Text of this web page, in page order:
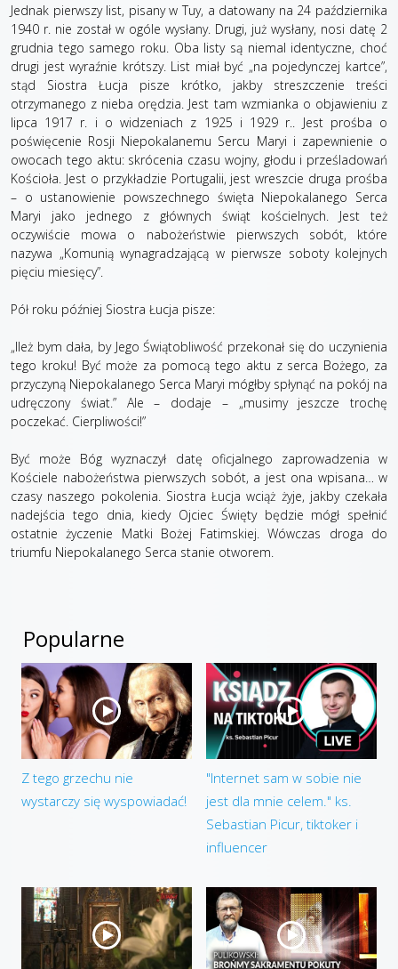
Jednak pierwszy list, pisany w Tuy, a datowany na 24 października
1940 r. nie został w ogóle wysłany. Drugi, już wysłany, nosi datę 2
grudnia tego samego roku. Oba listy są niemal identyczne, choć
drugi jest wyraźnie krótszy. List miał być „na pojedynczej kartce”,
stąd Siostra Łucja pisze krótko, jakby streszczenie treści
otrzymanego z nieba orędzia. Jest tam wzmianka o objawieniu z
lipca 1917 r. i o widzeniach z 1925 i 1929 r.. Jest prośba o
poświęcenie Rosji Niepokalanemu Sercu Maryi i zapewnienie o
owocach tego aktu: skrócenia czasu wojny, głodu i prześladowań
Kościoła. Jest o przykładzie Portugalii, jest wreszcie druga prośba
– o ustanowienie powszechnego święta Niepokalanego Serca
Maryi jako jednego z głównych świąt kościelnych. Jest też
oczywiście mowa o nabożeństwie pierwszych sobót, które
nazywa „Komunią wynagradzającą w pierwsze soboty kolejnych
pięciu miesięcy”.
Pół roku później Siostra Łucja pisze:
„Ileż bym dała, by Jego Świątobliwość przekonał się do uczynienia
tego kroku! Być może za pomocą tego aktu z serca Bożego, za
przyczyną Niepokalanego Serca Maryi mógłby spłynąć na pokój na
udręczony świat.” Ale – dodaje – „musimy jeszcze trochę
poczekać. Cierpliwości!”
Być może Bóg wyznaczył datę oficjalnego zaprowadzenia w
Kościele nabożeństwa pierwszych sobót, a jest ona wpisana… w
czasy naszego pokolenia. Siostra Łucja wciąż żyje, jakby czekała
nadejścia tego dnia, kiedy Ojciec Święty będzie mógł spełnić
ostatnie życzenie Matki Bożej Fatimskiej. Wówczas droga do
triumfu Niepokalanego Serca stanie otworem.
Popularne
Z tego grzechu nie
wystarczy się wyspowiadać!
"Internet sam w sobie nie
jest dla mnie celem." ks.
Sebastian Picur, tiktoker i
influencer